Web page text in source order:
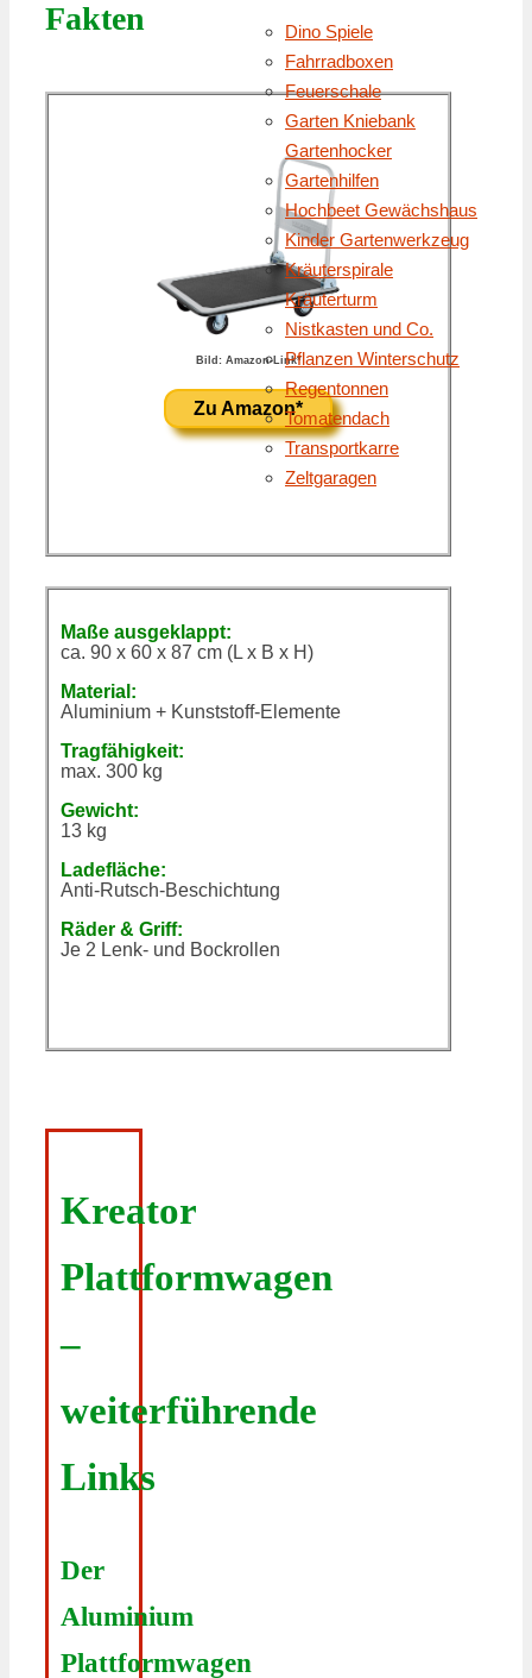
Fakten
Bild: Amazon-Link*
Zu Amazon*
Maße ausgeklappt:
ca. 90 x 60 x 87 cm (L x B x H)
Material:
Aluminium + Kunststoff-Elemente
Tragfähigkeit:
max. 300 kg
Gewicht:
13 kg
Ladefläche:
Anti-Rutsch-Beschichtung
Räder & Griff:
Je 2 Lenk- und Bockrollen
Kreator
Plattformwagen
–
weiterführende
Links
Der
Aluminium
Plattformwagen
Dino Spiele
Fahrradboxen
Feuerschale
Garten Kniebank
Gartenhocker
Gartenhilfen
Hochbeet Gewächshaus
Kinder Gartenwerkzeug
Kräuterspirale
Kräuterturm
Nistkasten und Co.
Pflanzen Winterschutz
Regentonnen
Tomatendach
Transportkarre
Zeltgaragen